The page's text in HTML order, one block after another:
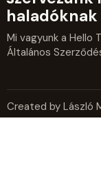
haladóknak
Mi vagyunk a Hello
Általános
Created by László